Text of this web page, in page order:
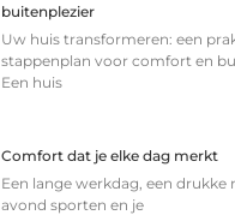
buitenplezier
Uw huis transformeren: een
stappenplan voor comfort en
Een huis
Comfort dat je elke dag merkt
Een lange werkdag, een drukke
avond sporten en je